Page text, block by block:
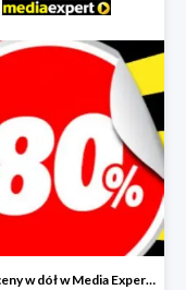
Teraz ceny w dół w Media Expert do -80%